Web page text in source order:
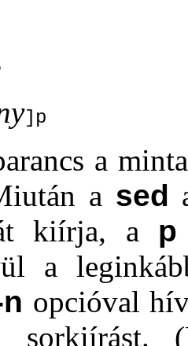
]p
a
a sed
kiírja, a p
a
opcióval